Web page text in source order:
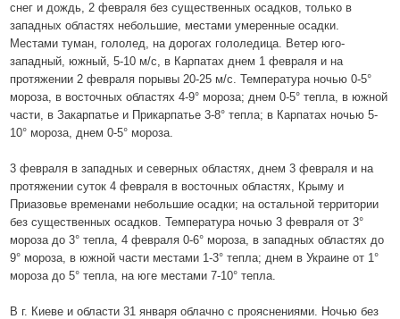
снег и дождь, 2 февраля без существенных осадков, только в
западных областях небольшие, местами умеренные осадки.
Местами туман, гололед, на дорогах гололедица. Ветер юго-
западный, южный, 5-10 м/с, в Карпатах днем 1 февраля и на
протяжении 2 февраля порывы 20-25 м/с. Температура ночью 0-5°
мороза, в восточных областях 4-9° мороза; днем 0-5° тепла, в южной
части, в Закарпатье и Прикарпатье 3-8° тепла; в Карпатах ночью 5-
10° мороза, днем 0-5° мороза.
3 февраля в западных и северных областях, днем 3 февраля и на
протяжении суток 4 февраля в восточных областях, Крыму и
Приазовье временами небольшие осадки; на остальной территории
без существенных осадков. Температура ночью 3 февраля от 3°
мороза до 3° тепла, 4 февраля 0-6° мороза, в западных областях до
9° мороза, в южной части местами 1-3° тепла; днем в Украине от 1°
мороза до 5° тепла, на юге местами 7-10° тепла.
В г. Киеве и области 31 января облачно с прояснениями. Ночью без